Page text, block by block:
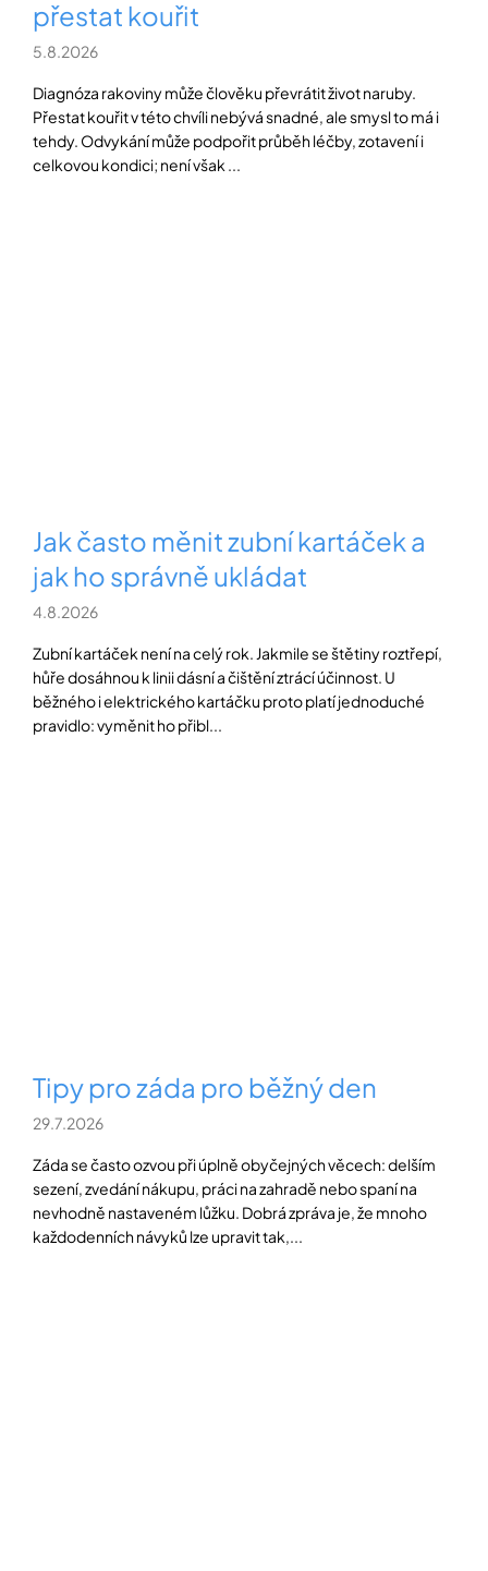
přestat kouřit
5.8.2026
Diagnóza rakoviny může člověku převrátit život naruby.
Přestat kouřit v této chvíli nebývá snadné, ale smysl to má i
tehdy. Odvykání může podpořit průběh léčby, zotavení i
celkovou kondici; není však ...
Jak často měnit zubní kartáček a
jak ho správně ukládat
4.8.2026
Zubní kartáček není na celý rok. Jakmile se štětiny roztřepí,
hůře dosáhnou k linii dásní a čištění ztrácí účinnost. U
běžného i elektrického kartáčku proto platí jednoduché
pravidlo: vyměnit ho přibl...
Tipy pro záda pro běžný den
29.7.2026
Záda se často ozvou při úplně obyčejných věcech: delším
sezení, zvedání nákupu, práci na zahradě nebo spaní na
nevhodně nastaveném lůžku. Dobrá zpráva je, že mnoho
každodenních návyků lze upravit tak,...